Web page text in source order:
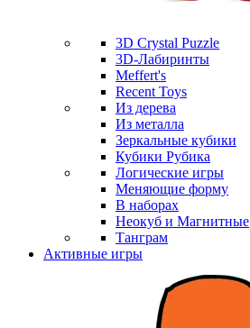
3D Crystal Puzzle
3D-Лабиринты
Meffert's
Recent Toys
Из дерева
Из металла
Зеркальные кубики
Кубики Рубика
Логические игры
Меняющие форму
В наборах
Неокуб и Магнитные
Танграм
Активные игры